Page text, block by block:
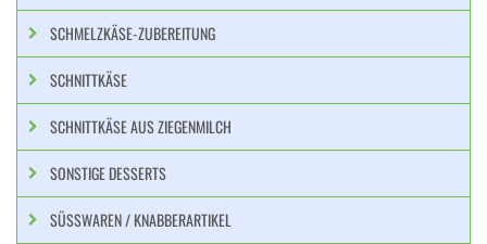
SCHMELZKÄSE-ZUBEREITUNG
SCHNITTKÄSE
SCHNITTKÄSE AUS ZIEGENMILCH
SONSTIGE DESSERTS
SÜSSWAREN / KNABBERARTIKEL